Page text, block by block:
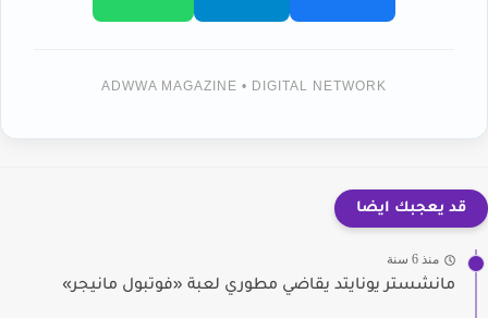
ADWWA MAGAZINE • DIGITAL NETWORK
قد يعجبك ايضا
منذ 6 سنة
مانشستر يونايتد يقاضي مطوري لعبة «فوتبول مانيجر»